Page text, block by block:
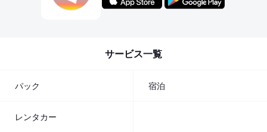
サービス一覧
パック 宿泊
レンタカー